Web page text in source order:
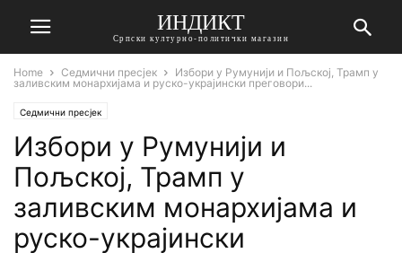
ИНДИКТ
Српски културно-политички магазин
Home Седмични пресјек
Избори у Румунији и Пољској, Трамп у
заливским монархијама и руско-украјински преговори...
Седмични пресјек
Избори у Румунији и
Пољској, Трамп у
заливским монархијама и
руско-украјински